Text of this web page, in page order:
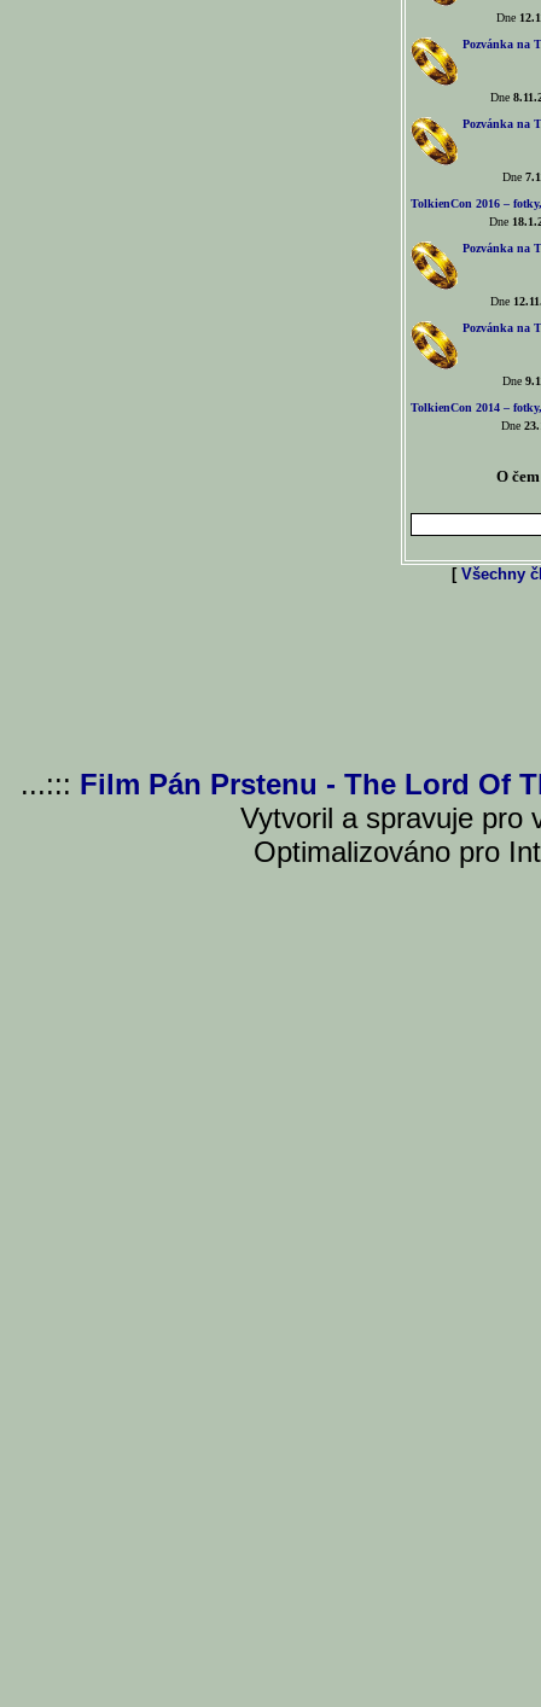
Dne
Pozvánka na
Dne
Pozvánka na
Dne
TolkienCon 2016 –
Dne
Pozvánka na
Dne
Pozvánka na
Dne
TolkienCon 2014 –
Dne
O
[ Všechny
...::: Film Pán Prstenu - The Lord Of
Vytvoril a spravuje pro
Optimalizováno pro